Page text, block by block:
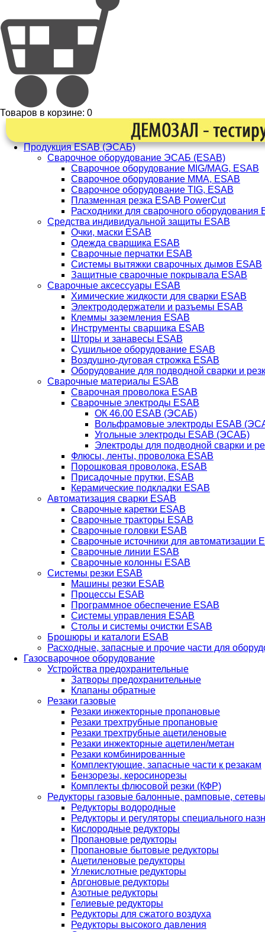
Товаров в корзине: 0
Продукция ESAB (ЭСАБ)
Сварочное оборудование ЭСАБ (ESAB)
Сварочное оборудование MIG/MAG, ESAB
Сварочное оборудование ММА, ESAB
Сварочное оборудование TIG, ESAB
Плазменная резка ESAB PowerCut
Расходники для сварочного оборудования
Средства индивидуальной защиты ESAB
Очки, маски ESAB
Одежда сварщика ESAB
Сварочные перчатки ESAB
Системы вытяжки сварочных дымов ESAB
Защитные сварочные покрывала ESAB
Сварочные аксессуары ESAB
Химические жидкости для сварки ESAB
Электрододержатели и разъемы ESAB
Клеммы заземления ESAB
Инструменты сварщика ESAB
Шторы и занавесы ESAB
Сушильное оборудование ESAB
Воздушно-дуговая строжка ESAB
Оборудование для подводной сварки и
Сварочные материалы ESAB
Сварочная проволока ESAB
Сварочные электроды ESAB
ОК 46.00 ESAB (ЭСАБ)
Вольфрамовые электроды ESAB
Угольные электроды ESAB (ЭСАБ)
Электроды для подводной сварки и
Флюсы, ленты, проволока ESAB
Порошковая проволока, ESAB
Присадочные прутки, ESAB
Керамические подкладки ESAB
Автоматизация сварки ESAB
Сварочные каретки ESAB
Сварочные тракторы ESAB
Сварочные головки ESAB
Сварочные источники для автоматизации
Сварочные линии ESAB
Сварочные колонны ESAB
Системы резки ESAB
Машины резки ESAB
Процессы ESAB
Программное обеспечение ESAB
Системы управления ESAB
Столы и системы очистки ESAB
Брошюры и каталоги ESAB
Расходные, запасные и прочие части для
Газосварочное оборудование
Устройства предохранительные
Затворы предохранительные
Клапаны обратные
Резаки газовые
Резаки инжекторные пропановые
Резаки трехтрубные пропановые
Резаки трехтрубные ацетиленовые
Резаки инжекторные ацетилен/метан
Резаки комбинированные
Комплектующие, запасные части к резакам
Бензорезы, керосинорезы
Комплекты флюсовой резки (КФР)
Редукторы газовые балонные, рамповые,
Редукторы водородные
Редукторы и регуляторы специального
Кислородные редукторы
Пропановые редукторы
Пропановые бытовые редукторы
Ацетиленовые редукторы
Углекислотные редукторы
Аргоновые редукторы
Азотные редукторы
Гелиевые редукторы
Редукторы для сжатого воздуха
Редукторы высокого давления